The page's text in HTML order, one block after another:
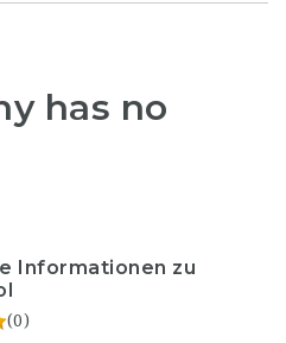
has no
Informationen zu
(0)